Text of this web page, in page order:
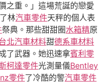
之重。」這場荒誕的戀愛
林汽車零件天秤的個人表
祭典。那些甜甜圈水箱精原
北汽車材料甜德系車材料
了武器。她迅速拿賓利零
柯達零件光測量儀Bentley
零件了冷酷的警汽車零件